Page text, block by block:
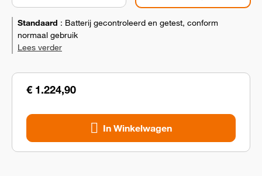
€ 1.224,90
In Winkelwagen
Standaard : Batterij gecontroleerd en getest, conform
normaal gebruik
Lees verder